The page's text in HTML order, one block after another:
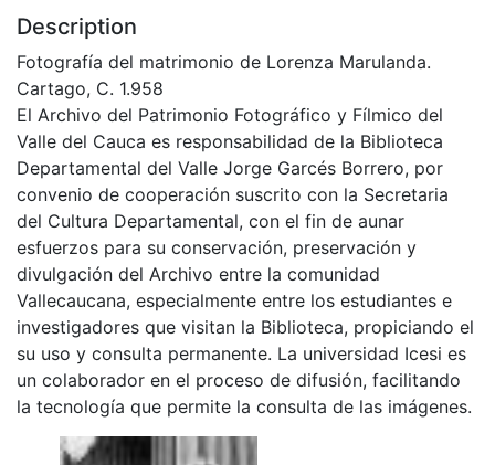
Description
Fotografía del matrimonio de Lorenza Marulanda.
Cartago, C. 1.958
El Archivo del Patrimonio Fotográfico y Fílmico del
Valle del Cauca es responsabilidad de la Biblioteca
Departamental del Valle Jorge Garcés Borrero, por
convenio de cooperación suscrito con la Secretaria
del Cultura Departamental, con el fin de aunar
esfuerzos para su conservación, preservación y
divulgación del Archivo entre la comunidad
Vallecaucana, especialmente entre los estudiantes e
investigadores que visitan la Biblioteca, propiciando el
su uso y consulta permanente. La universidad Icesi es
un colaborador en el proceso de difusión, facilitando
la tecnología que permite la consulta de las imágenes.